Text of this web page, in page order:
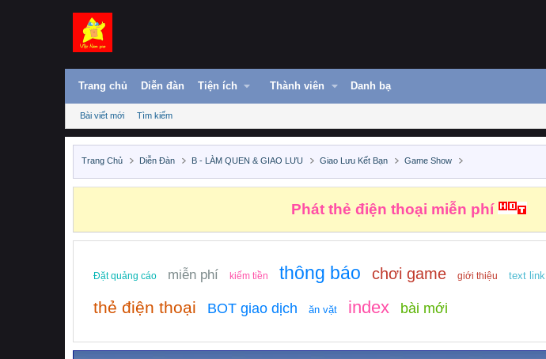
Trang chủ Diễn đàn Tiện ích Thành viên Danh bạ
Bài viết mới Tìm kiếm
Trang Chủ Diễn Đàn B - LÀM QUEN & GIAO LƯU Giao Lưu Kết Bạn Game Show
Những nhiệm vụ kiếm tiền
Đặt quảng cáo miễn phí kiếm tiền thông báo chơi game giới thiệu text link
thẻ điện thoại BOT giao dịch ăn vặt index bài mới